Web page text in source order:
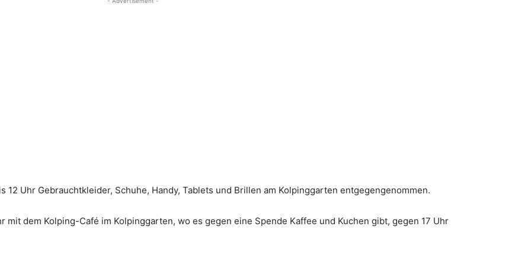
12 Uhr Gebrauchtkleider, Schuhe, Handy, Tablets und Brillen am Kolpinggarten entgegengenommen.
mit dem Kolping-Café im Kolpinggarten, wo es gegen eine Spende Kaffee und Kuchen gibt, gegen 17 Uhr